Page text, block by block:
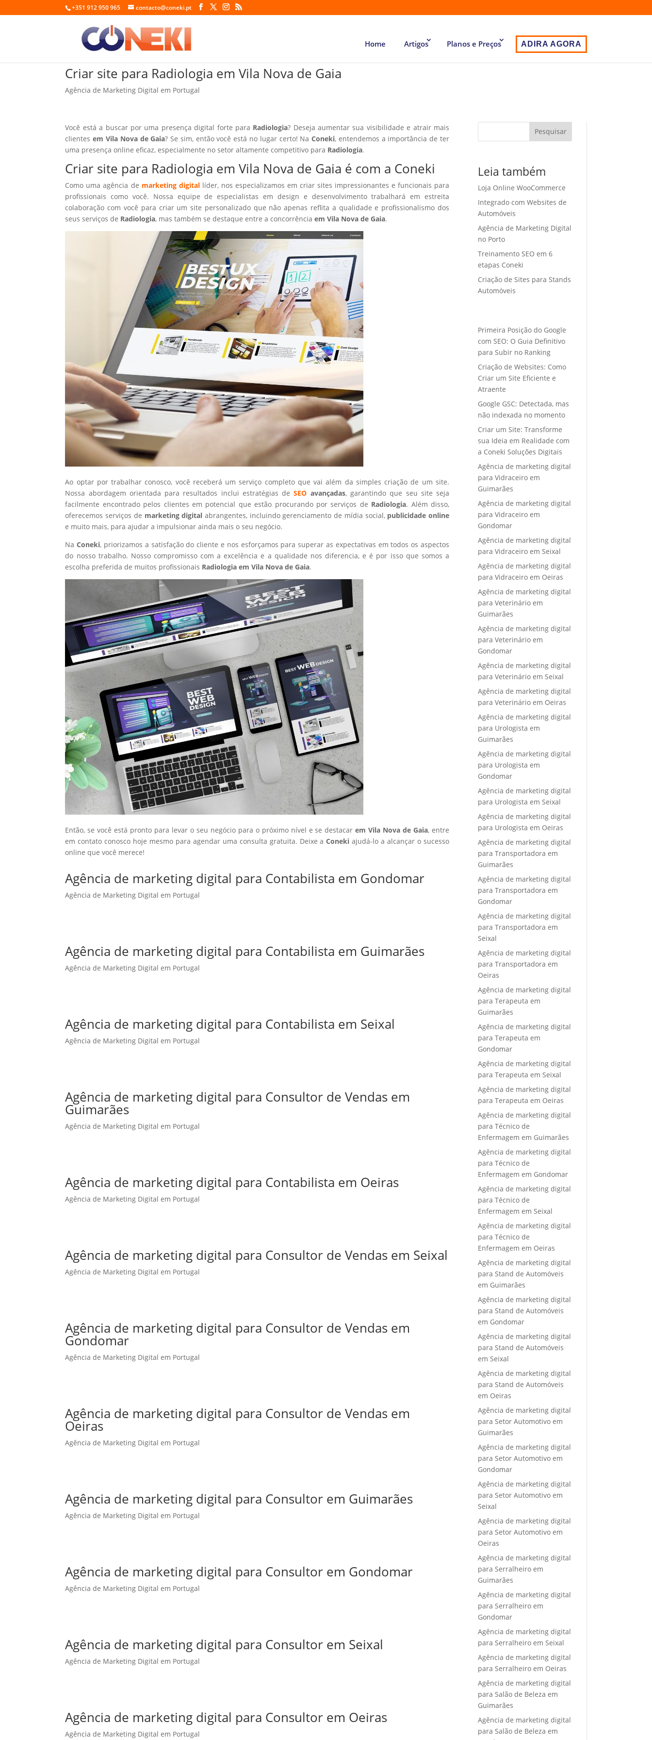
+351 912 950 965 contacto@coneki.pt
Home Artigos Planos e Preços ADIRA AGORA
Criar site para Radiologia em Vila Nova de Gaia
Agência de Marketing Digital em Portugal
Você está a buscar por uma presença digital forte para Radiologia? Deseja aumentar sua visibilidade e atrair mais
clientesem Vila Nova de Gaia? Se sim, então você está no lugar certo! NaConeki, entendemos a importância de ter
uma presença online eficaz, especialmente no setor altamente competitivo para Radiologia.
Criar site para Radiologia em Vila Nova de Gaia é com a Coneki
Como uma agência de marketing digitallíder, nos especializamos em criar sites impressionantes e funcionais para
profissionais como você. Nossa equipe de especialistas em design e desenvolvimento trabalhará em estreita
colaboração com você para criar um site personalizado que não apenas reflita a qualidade e profissionalismo dos
seus serviços de Radiologia, mas também se destaque entre a concorrênciaem Vila Nova de Gaia.
Ao optar por trabalhar conosco, você receberá um serviço completo que vai além da simples criação de um site.
Nossa abordagem orientada para resultados inclui estratégias deSEO avançadas, garantindo que seu site seja
facilmente encontrado pelos clientes em potencial que estão procurando por serviços de Radiologia. Além disso,
oferecemos serviços de marketing digital abrangentes, incluindo gerenciamento de mídia social, publicidade online
e muito mais, para ajudar a impulsionar ainda mais o seu negócio.
NaConeki, priorizamos a satisfação do cliente e nos esforçamos para superar as expectativas em todos os aspectos
do nosso trabalho. Nosso compromisso com a excelência e a qualidade nos diferencia, e é por isso que somos a
escolha preferida de muitos profissionais Radiologia em Vila Nova de Gaia.
Então, se você está pronto para levar o seu negócio para o próximo nível e se destacarem Vila Nova de Gaia, entre
em contato conosco hoje mesmo para agendar uma consulta gratuita. Deixe aConeki ajudá-lo a alcançar o sucesso
online que você merece!
Agência de marketing digital para Contabilista em Gondomar
Agência de Marketing Digital em Portugal
Agência de marketing digital para Contabilista em Guimarães
Agência de Marketing Digital em Portugal
Agência de marketing digital para Contabilista em Seixal
Agência de Marketing Digital em Portugal
Agência de marketing digital para Consultor de Vendas em
Guimarães
Agência de Marketing Digital em Portugal
Agência de marketing digital para Contabilista em Oeiras
Agência de Marketing Digital em Portugal
Agência de marketing digital para Consultor de Vendas em Seixal
Agência de Marketing Digital em Portugal
Agência de marketing digital para Consultor de Vendas em
Gondomar
Agência de Marketing Digital em Portugal
Agência de marketing digital para Consultor de Vendas em
Oeiras
Agência de Marketing Digital em Portugal
Agência de marketing digital para Consultor em Guimarães
Agência de Marketing Digital em Portugal
Agência de marketing digital para Consultor em Gondomar
Agência de Marketing Digital em Portugal
Agência de marketing digital para Consultor em Seixal
Agência de Marketing Digital em Portugal
Agência de marketing digital para Consultor em Oeiras
Agência de Marketing Digital em Portugal
Pesquisar
Leia também
Loja Online WooCommerce
Integrado com Websites de
Automóveis
Agência de Marketing Digital
no Porto
Treinamento SEO em 6
etapas Coneki
Criação de Sites para Stands
Automóveis
Primeira Posição do Google
com SEO: O Guia Definitivo
para Subir no Ranking
Criação de Websites: Como
Criar um Site Eficiente e
Atraente
Google GSC: Detectada, mas
não indexada no momento
Criar um Site: Transforme
sua Ideia em Realidade com
a Coneki Soluções Digitais
Agência de marketing digital
para Vidraceiro em
Guimarães
Agência de marketing digital
para Vidraceiro em
Gondomar
Agência de marketing digital
para Vidraceiro em Seixal
Agência de marketing digital
para Vidraceiro em Oeiras
Agência de marketing digital
para Veterinário em
Guimarães
Agência de marketing digital
para Veterinário em
Gondomar
Agência de marketing digital
para Veterinário em Seixal
Agência de marketing digital
para Veterinário em Oeiras
Agência de marketing digital
para Urologista em
Guimarães
Agência de marketing digital
para Urologista em
Gondomar
Agência de marketing digital
para Urologista em Seixal
Agência de marketing digital
para Urologista em Oeiras
Agência de marketing digital
para Transportadora em
Guimarães
Agência de marketing digital
para Transportadora em
Gondomar
Agência de marketing digital
para Transportadora em
Seixal
Agência de marketing digital
para Transportadora em
Oeiras
Agência de marketing digital
para Terapeuta em
Guimarães
Agência de marketing digital
para Terapeuta em
Gondomar
Agência de marketing digital
para Terapeuta em Seixal
Agência de marketing digital
para Terapeuta em Oeiras
Agência de marketing digital
para Técnico de
Enfermagem em Guimarães
Agência de marketing digital
para Técnico de
Enfermagem em Gondomar
Agência de marketing digital
para Técnico de
Enfermagem em Seixal
Agência de marketing digital
para Técnico de
Enfermagem em Oeiras
Agência de marketing digital
para Stand de Automóveis
em Guimarães
Agência de marketing digital
para Stand de Automóveis
em Gondomar
Agência de marketing digital
para Stand de Automóveis
em Seixal
Agência de marketing digital
para Stand de Automóveis
em Oeiras
Agência de marketing digital
para Setor Automotivo em
Guimarães
Agência de marketing digital
para Setor Automotivo em
Gondomar
Agência de marketing digital
para Setor Automotivo em
Seixal
Agência de marketing digital
para Setor Automotivo em
Oeiras
Agência de marketing digital
para Serralheiro em
Guimarães
Agência de marketing digital
para Serralheiro em
Gondomar
Agência de marketing digital
para Serralheiro em Seixal
Agência de marketing digital
para Serralheiro em Oeiras
Agência de marketing digital
para Salão de Beleza em
Guimarães
Agência de marketing digital
para Salão de Beleza em